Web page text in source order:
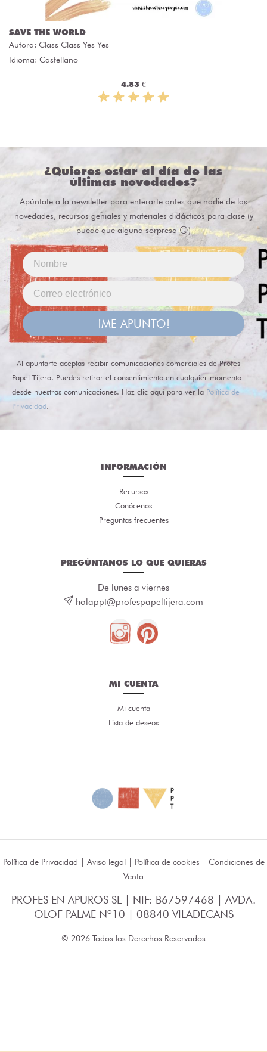
SAVE THE WORLD
Autora: Class Class Yes Yes
Idioma: Castellano
4.83 €
¿Quieres estar al día de las
últimas novedades?
Apúntate a la newsletter para enterarte antes que nadie de las
novedades, recursos geniales y materiales didácticos para clase (y
puede que alguna sorpresa 😏)
¡ME APUNTO!
Al apuntarte aceptas recibir comunicaciones comerciales de Profes
Papel Tijera. Puedes retirar el consentimiento en cualquier momento
desde nuestras comunicaciones. Haz clic aquí para ver la Política de
Privacidad.
INFORMACIÓN
Recursos
Conócenos
Preguntas frecuentes
PREGÚNTANOS LO QUE QUIERAS
De lunes a viernes
holappt@profespapeltijera.com
MI CUENTA
Mi cuenta
Lista de deseos
Política de Privacidad | Aviso legal| Política de cookies | Condiciones de
Venta
PROFES EN APUROS SL | NIF: B67597468 | AVDA.
OLOF PALME Nº10 | 08840 VILADECANS
© 2026 Todos los Derechos Reservados